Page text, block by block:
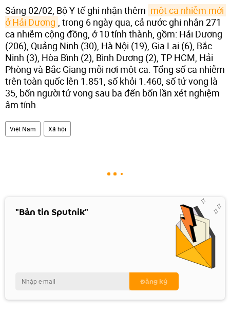
Sáng 02/02, Bộ Y tế ghi nhận thêm một ca nhiễm mới
ở Hải Dương , trong 6 ngày qua, cả nước ghi nhận 271
ca nhiễm cộng đồng, ở 10 tỉnh thành, gồm: Hải Dương
(206), Quảng Ninh (30), Hà Nội (19), Gia Lai (6), Bắc
Ninh (3), Hòa Bình (2), Bình Dương (2), TP HCM, Hải
Phòng và Bắc Giang mỗi nơi một ca. Tổng số ca nhiễm
trên toàn quốc lên 1.851, số khỏi 1.460, số tử vong là
35, bốn người tử vong sau ba đến bốn lần xét nghiệm
âm tính.
Việt Nam Xã hội
"Bản tin Sputnik"